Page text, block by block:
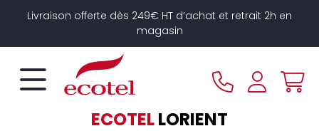
Livraison offerte dès 249€ HT d’achat et retrait 2h en
magasin
ECOTELLORIENT
Panneau de gestion des cookies